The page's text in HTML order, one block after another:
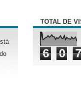
TOTAL DE
6 0 7